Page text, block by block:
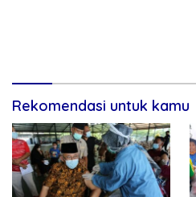
Rekomendasi untuk kamu